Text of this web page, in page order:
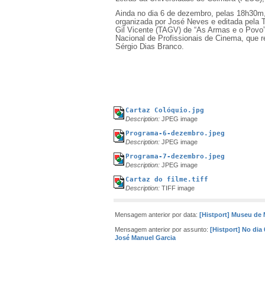
Ainda no dia 6 de dezembro, pelas
organizada por José Neves e editada pela
Gil Vicente (TAGV) de “As Armas e o
Nacional de Profissionais de Cinema, que
Sérgio Dias Branco.
Cartaz Colóquio.jpg
Description: JPEG image
Programa-6-dezembro.jpeg
Description: JPEG image
Programa-7-dezembro.jpeg
Description: JPEG image
Cartaz do filme.tiff
Description: TIFF image
Mensagem anterior por data: [Histport] Museu de
Mensagem anterior por assunto: [Histport] No dia
José Manuel Garcia